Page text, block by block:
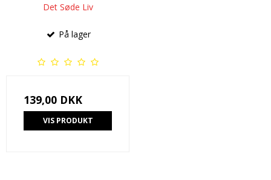
Det Søde Liv
På lager
139,00 DKK
VIS PRODUKT